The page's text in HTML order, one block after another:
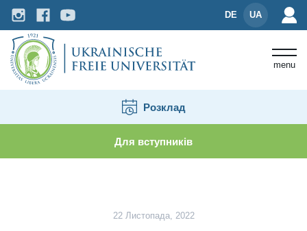
DE UA
menu
Розклад
Для вступників
Благодійний концерт у рамках
22 Листопада, 2022